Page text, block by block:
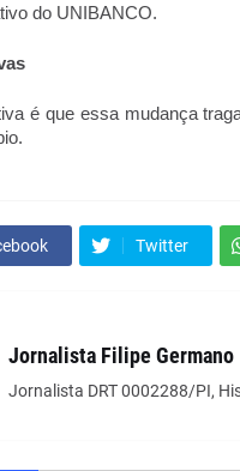
do UNIBANCO.
é que essa mudança
Twitter
Jornalista Filipe Germano
Jornalista DRT 0002288/PI,